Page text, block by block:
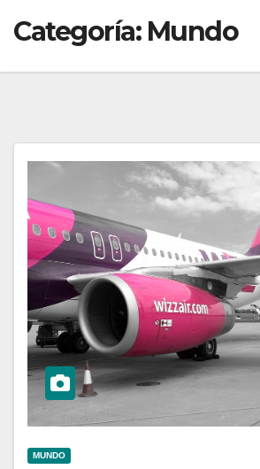
Categoría: Mundo
MUNDO